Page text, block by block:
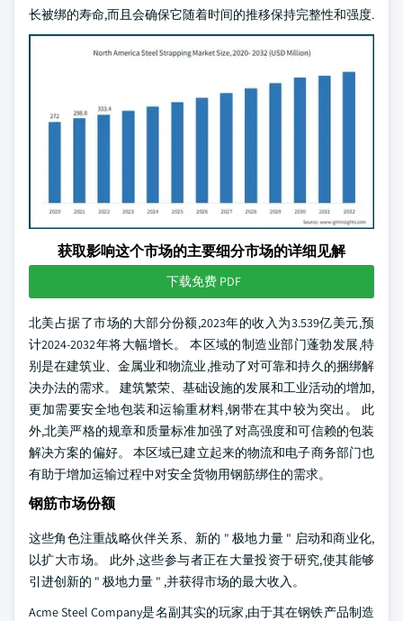
长被绑的寿命,而且会确保它随着时间的推移保持完整性和强度.
获取影响这个市场的主要细分市场的详细见解
下载免费 PDF
北美占据了市场的大部分份额,2023年的收入为3.539亿美元,预
计2024-2032年将大幅增长。 本区域的制造业部门蓬勃发展,特
别是在建筑业、金属业和物流业,推动了对可靠和持久的捆绑解
决办法的需求。 建筑繁荣、基础设施的发展和工业活动的增加,
更加需要安全地包装和运输重材料,钢带在其中较为突出。 此
外,北美严格的规章和质量标准加强了对高强度和可信赖的包装
解决方案的偏好。 本区域已建立起来的物流和电子商务部门也
有助于增加运输过程中对安全货物用钢筋绑住的需求。
钢筋市场份额
这些角色注重战略伙伴关系、新的 " 极地力量 " 启动和商业化,
以扩大市场。 此外,这些参与者正在大量投资于研究,使其能够
引进创新的 " 极地力量 " ,并获得市场的最大收入。
Acme Steel Company是名副其实的玩家,由于其在钢铁产品制造